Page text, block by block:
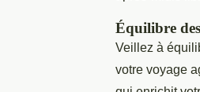
Équilibre
Veillez à
votre voyage